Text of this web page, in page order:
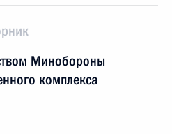
Минобороны
комплекса